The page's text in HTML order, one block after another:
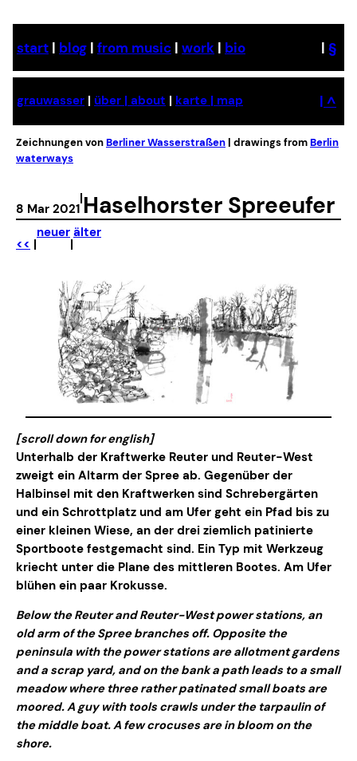
start | blog | from music | work | bio | §
grauwasser | über | about | karte | map | ^
Zeichnungen vonBerliner Wasserstraßen| drawings fromBerlin
waterways
8 Mar 2021
|Haselhorster Spreeufer
<< |
neuer
|
älter
[scroll down for english]
Unterhalb der Kraftwerke Reuter und Reuter-West
zweigt ein Altarm der Spree ab. Gegenüber der
Halbinsel mit den Kraftwerken sind Schrebergärten
und ein Schrottplatz und am Ufer geht ein Pfad bis zu
einer kleinen Wiese, an der drei ziemlich patinierte
Sportboote festgemacht sind. Ein Typ mit Werkzeug
kriecht unter die Plane des mittleren Bootes. Am Ufer
blühen ein paar Krokusse.
Below the Reuter and Reuter-West power stations, an
old arm of the Spree branches off. Opposite the
peninsula with the power stations are allotment gardens
and a scrap yard, and on the bank a path leads to a small
meadow where three rather patinated small boats are
moored. A guy with tools crawls under the tarpaulin of
the middle boat. A few crocuses are in bloom on the
shore.